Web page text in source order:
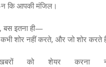
कि आपकी मंजिल।
इतना ही—
शोर नहीं करते, और जो शोर करते
खबरों को शेयर